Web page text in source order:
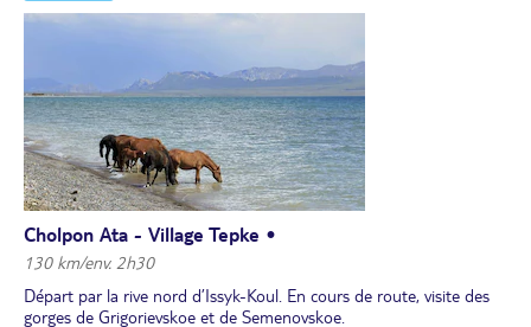
Cholpon Ata - Village Tepke •
130 km/env. 2h30
Départ par la rive nord d’Issyk-Koul. En cours de route, visite des
gorges de Grigorievskoe et de Semenovskoe.